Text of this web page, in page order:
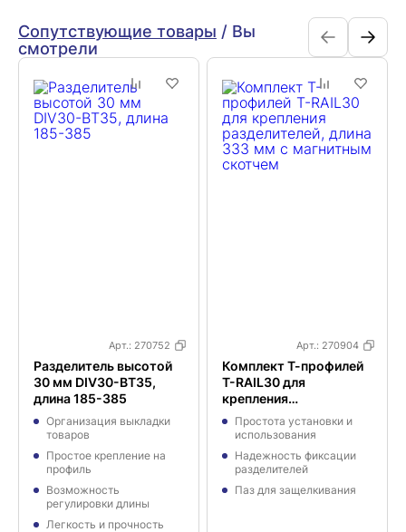
Сопутствующие товары / Вы
смотрели
Арт.: 270752
Разделитель высотой
30 мм DIV30-BT35,
длина 185-385
Организация выкладки
товаров
Простое крепление на
профиль
Возможность
регулировки длины
Легкость и прочность
Арт.: 270904
Комплект Т-профилей
T-RAIL30 для
крепления
разделителей, длина
333 мм с магнитным
Простота установки и
использования
Надежность фиксации
разделителей
Паз для защелкивания